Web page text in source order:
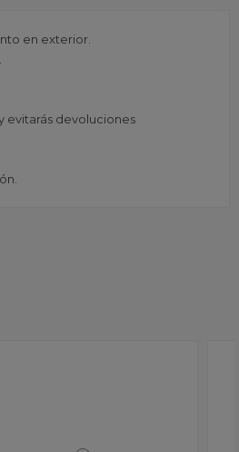
en exterior.
evitarás devoluciones
4,00 €